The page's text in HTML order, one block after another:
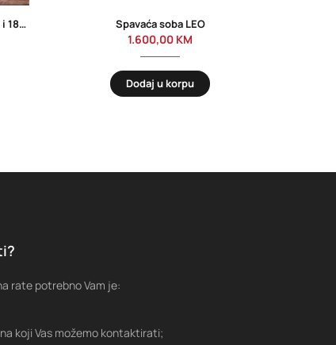
Krevet Roma sa madracem | 160×200 i 180×200 Spavaća soba LEO
1.600,00 KM
Dodaj u korpu
rate potrebno Vam je:
koji Vas možemo kontaktirati;